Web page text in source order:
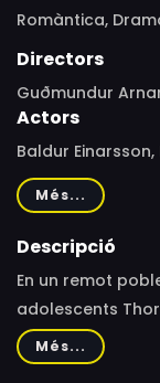
Romàntica,
Directors
Guðmundur
Actors
Baldur
Njálsdóttir, Nína
Gunnarsson,
Gunnar Jónsson,
Sveinn
Més...
Descripció
En un remot
adolescents
turbulent quan
mentre l’altre
Més...